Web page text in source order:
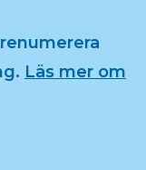
Läs mer om